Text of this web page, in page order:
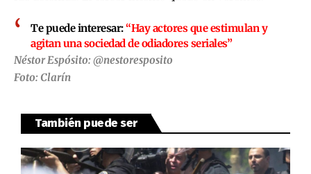
Te puede interesar:“Hay actores que estimulan y
agitan una sociedad de odiadores seriales”
Néstor Espósito: @nestoresposito
Foto: Clarín
También puede ser